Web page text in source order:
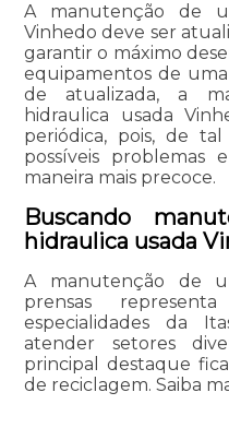
A manutenção de
Vinhedo deve ser
garantir o máximo
equipamentos de
de atualizada, a
hidraulica usada
periódica, pois, de
possíveis
maneira mais precoce.
Buscando
hidraulica usada
A manutenção de
prensas
especialidades da
atender setores
principal destaque
de reciclagem. Saiba